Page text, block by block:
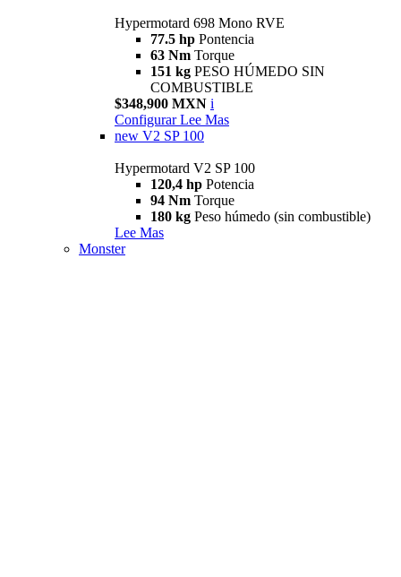
Hypermotard 698 Mono RVE
77.5 hp Pontencia
63 Nm Torque
151 kg PESO HÚMEDO SIN
COMBUSTIBLE
$348,900 MXN i
Configurar Lee Mas
new V2 SP 100
Hypermotard V2 SP 100
120,4 hp Potencia
94 Nm Torque
180 kg Peso húmedo (sin combustible)
Lee Mas
Monster